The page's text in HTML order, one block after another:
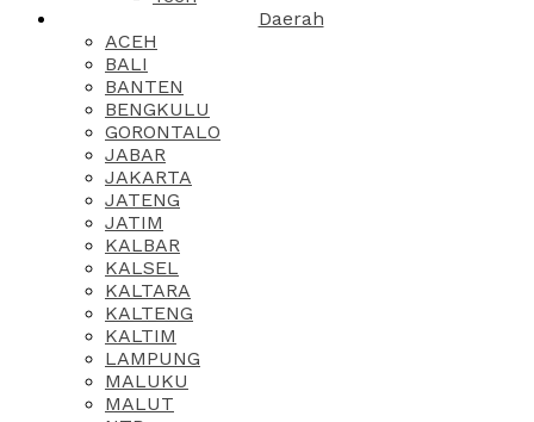
Daerah
ACEH
BALI
BANTEN
BENGKULU
GORONTALO
JABAR
JAKARTA
JATENG
JATIM
KALBAR
KALSEL
KALTARA
KALTENG
KALTIM
LAMPUNG
MALUKU
MALUT